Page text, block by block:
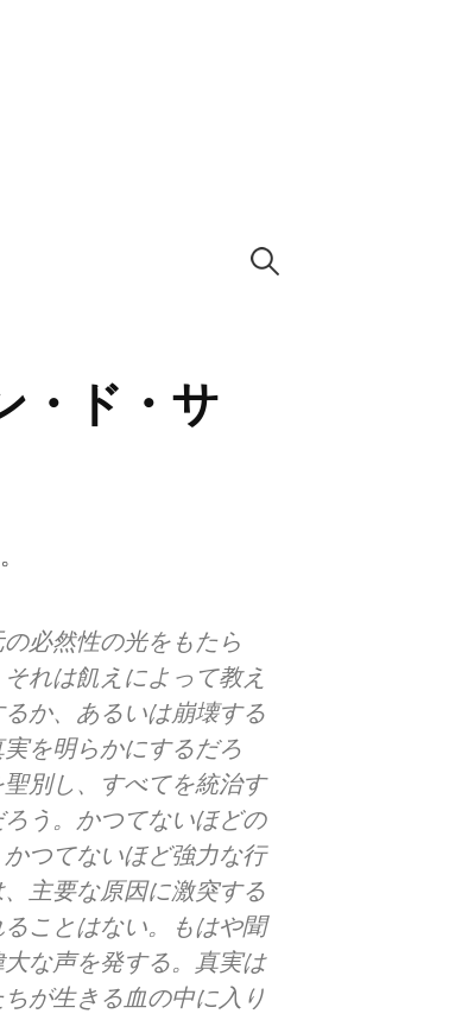
調
・ド・サ
必然性の光をもたら
れは飢えによって教え
か、あるいは崩壊する
を明らかにするだろ
別し、すべてを統治す
う。かつてないほどの
つてないほど強力な行
主要な原因に激突する
ことはない。もはや聞
な声を発する。真実は
が生きる血の中に入り